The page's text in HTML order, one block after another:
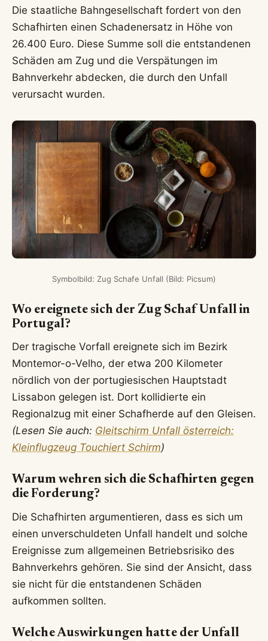
Die staatliche Bahngesellschaft fordert von den
Schafhirten einen Schadenersatz in Höhe von
26.400 Euro. Diese Summe soll die entstandenen
Schäden am Zug und die Verspätungen im
Bahnverkehr abdecken, die durch den Unfall
verursacht wurden.
Symbolbild: Zug Schafe Unfall (Bild: Picsum)
Wo ereignete sich der Zug Schaf Unfall in
Portugal?
Der tragische Vorfall ereignete sich im Bezirk
Montemor-o-Velho, der etwa 200 Kilometer
nördlich von der portugiesischen Hauptstadt
Lissabon gelegen ist. Dort kollidierte ein
Regionalzug mit einer Schafherde auf den Gleisen.
(Lesen Sie auch: Gleitschirm Unfall österreich:
Kleinflugzeug Touchiert Schirm)
Warum wehren sich die Schafhirten gegen
die Forderung?
Die Schafhirten argumentieren, dass es sich um
einen unverschuldeten Unfall handelt und solche
Ereignisse zum allgemeinen Betriebsrisiko des
Bahnverkehrs gehören. Sie sind der Ansicht, dass
sie nicht für die entstandenen Schäden
aufkommen sollten.
Welche Auswirkungen hatte der Unfall